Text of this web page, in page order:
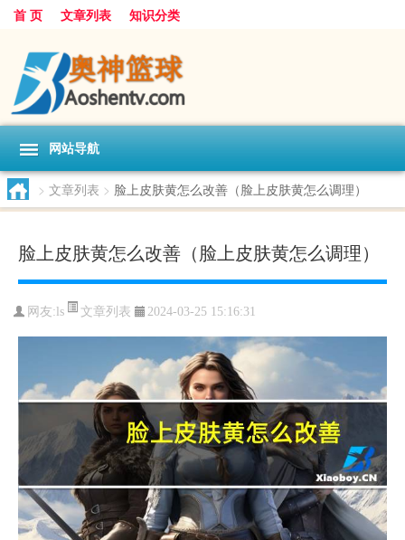
首 页 文章列表 知识分类
网站导航
> 文章列表 > 脸上皮肤黄怎么改善（脸上皮肤黄怎么调理）
脸上皮肤黄怎么改善（脸上皮肤黄怎么调理）
网友:ls 文章列表 2024-03-25 15:16:31